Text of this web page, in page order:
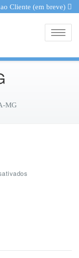
Cliente (em breve)
MG
G